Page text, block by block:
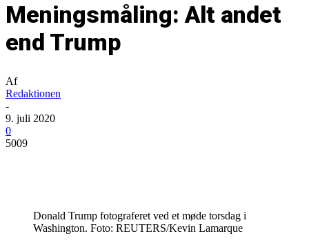
Meningsmåling: Alt andet
end Trump
Af
Redaktionen
-
9. juli 2020
0
5009
Donald Trump fotograferet ved et møde torsdag i
Washington. Foto: REUTERS/Kevin Lamarque